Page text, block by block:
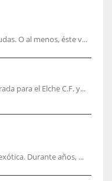
O al menos, éste v...
para el Elche C.F. y...
Durante años, ...